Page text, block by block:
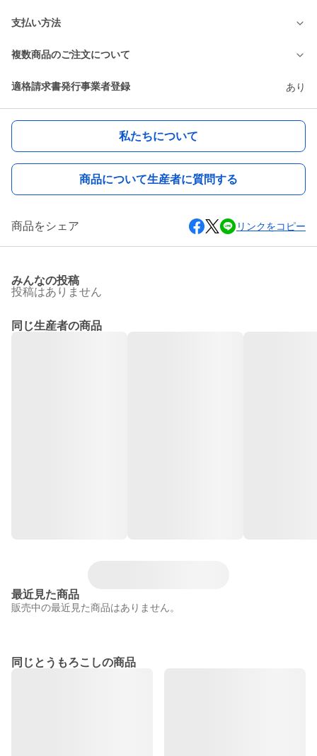
支払い方法
複数商品のご注文について
適格請求書発行事業者登録 あり
私たちについて
商品について生産者に質問する
商品をシェア リンクをコピー
みんなの投稿
投稿はありません
同じ生産者の商品
最近見た商品
販売中の最近見た商品はありません。
同じとうもろこしの商品